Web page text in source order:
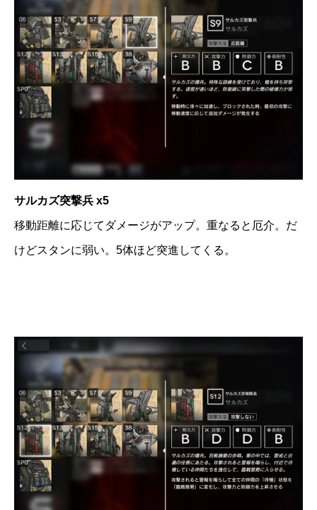
サルカズ突撃兵 x5
移動距離に応じてダメージがアップ。重なると厄介。だ
けどスタンに弱い。5体ほど突進してくる。